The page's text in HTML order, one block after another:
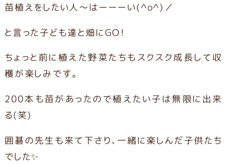
苗植えをしたい人～はーーーい(^o^)／
と言った子ども達と畑にGO！
ちょっと前に植えた野菜たちもスクスク成長して収
穫が楽しみです。
200本も苗があったので植えたい子は無限に出来
る(笑)
囲碁の先生も来て下さり、一緒に楽しんだ子供たち
でした✨